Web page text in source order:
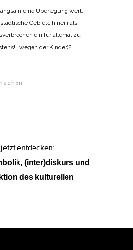
eine Überlegung wert,
Gebiete hinein als
ein für allemal zu
wegen der Kinder)?
entdecken:
(inter)diskurs und
des kulturellen